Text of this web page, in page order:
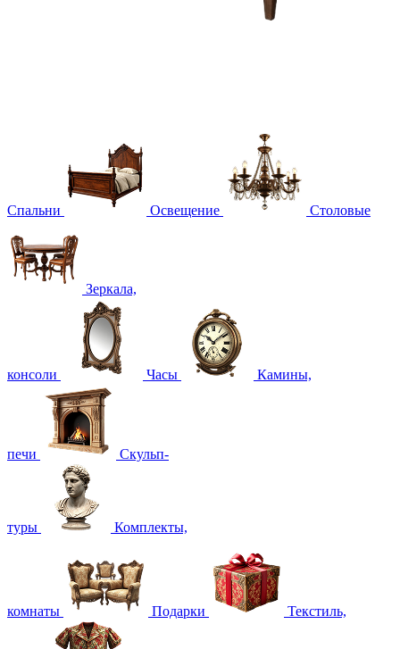
Спальни Освещение Столовые
Зеркала,
консоли Часы Камины,
печи Скульп-
туры Комплекты,
комнаты Подарки Текстиль,